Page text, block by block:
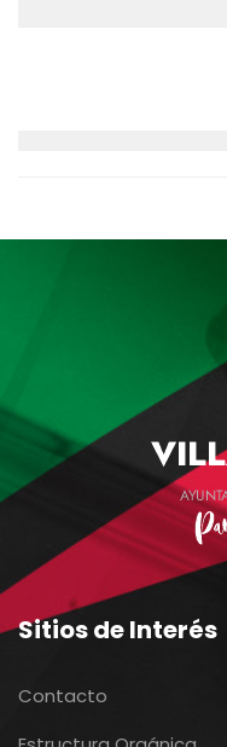
Sitios de Interés
Contacto